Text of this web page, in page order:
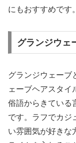
にもおすすめです。
グランジウェ
グランジウェーブ
ェーブヘアスタイ
俗語からきている
です。ラフでカジ
い雰囲気が好きな